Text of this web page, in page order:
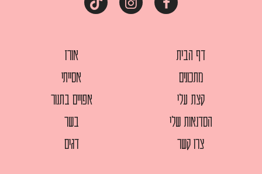
דף הבית
מתכונים
קצת עלי
הסדנאות שלי
צרו קשר
אורז
אסייתי
אפויים בתנור
בשר
דגים